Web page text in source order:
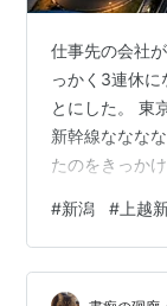
仕事先の会社
っかく3連休に
とにした。 東
新幹線ななな
たのをきっか
で、久しぶり
て出発した。
日目にジャニ
#新潟 # 上越